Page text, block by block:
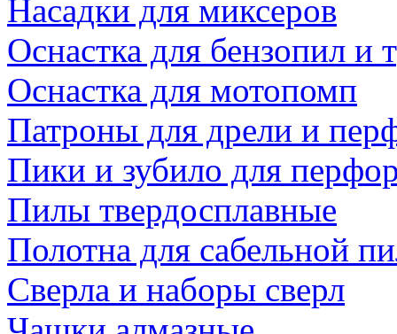
Насадки для миксеров
Оснастка для бензопил и
Оснастка для мотопомп
Патроны для дрели и
Пики и зубило для
Пилы твердосплавные
Полотна для сабельной
Сверла и наборы сверл